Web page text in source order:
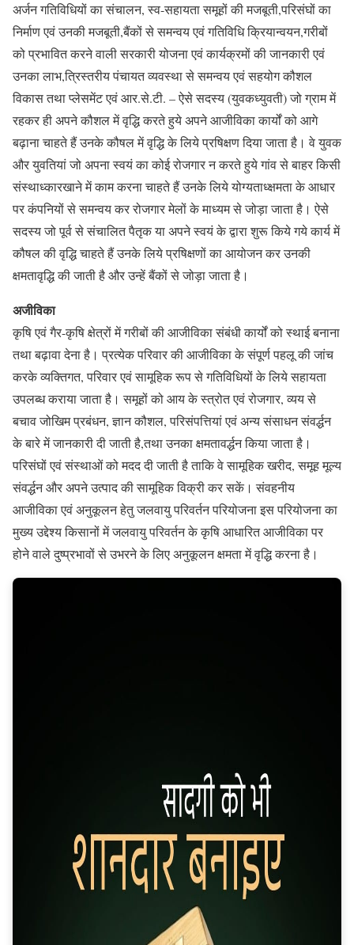
अर्जन गतिविधियों का संचालन, स्व-सहायता समूहों की मजबूती,परिसंघों का
निर्माण एवं उनकी मजबूती,बैंकों से समन्वय एवं गतिविधि क्रियान्वयन,गरीबों
को प्रभावित करने वाली सरकारी योजना एवं कार्यक्रमों की जानकारी एवं
उनका लाभ,त्रिस्तरीय पंचायत व्यवस्था से समन्वय एवं सहयोग कौशल
विकास तथा प्लेसमेंट एवं आर.से.टी. – ऐसे सदस्य (युवकध्युवती) जो ग्राम में
रहकर ही अपने कौशल में वृद्धि करते हुये अपने आजीविका कार्यों को आगे
बढ़ाना चाहते हैं उनके कौषल में वृद्धि के लिये प्रषिक्षण दिया जाता है। वे युवक
और युवतियां जो अपना स्वयं का कोई रोजगार न करते हुये गांव से बाहर किसी
संस्थाध्कारखाने में काम करना चाहते हैं उनके लिये योग्यताध्क्षमता के आधार
पर कंपनियों से समन्वय कर रोजगार मेलों के माध्यम से जोड़ा जाता है। ऐसे
सदस्य जो पूर्व से संचालित पैतृक या अपने स्वयं के द्वारा शुरू किये गये कार्य में
कौषल की वृद्धि चाहते हैं उनके लिये प्रषिक्षणों का आयोजन कर उनकी
क्षमतावृद्धि की जाती है और उन्हें बैंकों से जोड़ा जाता है।
अजीविका
कृषि एवं गैर-कृषि क्षेत्रों में गरीबों की आजीविका संबंधी कार्यों को स्थाई बनाना
तथा बढ़ावा देना है। प्रत्येक परिवार की आजीविका के संपूर्ण पहलू की जांच
करके व्यक्तिगत, परिवार एवं सामूहिक रूप से गतिविधियों के लिये सहायता
उपलब्ध कराया जाता है। समूहों को आय के स्त्रोत एवं रोजगार, व्यय से
बचाव जोखिम प्रबंधन, ज्ञान कौशल, परिसंपत्तियां एवं अन्य संसाधन संवर्द्धन
के बारे में जानकारी दी जाती है,तथा उनका क्षमतावर्द्धन किया जाता है।
परिसंघों एवं संस्थाओं को मदद दी जाती है ताकि वे सामूहिक खरीद, समूह मूल्य
संवर्द्धन और अपने उत्पाद की सामूहिक विक्री कर सकें। संवहनीय
आजीविका एवं अनुकूलन हेतु जलवायु परिवर्तन परियोजना इस परियोजना का
मुख्य उद्देश्य किसानों में जलवायु परिवर्तन के कृषि आधारित आजीविका पर
होने वाले दुष्प्रभावों से उभरने के लिए अनुकूलन क्षमता में वृद्धि करना है।